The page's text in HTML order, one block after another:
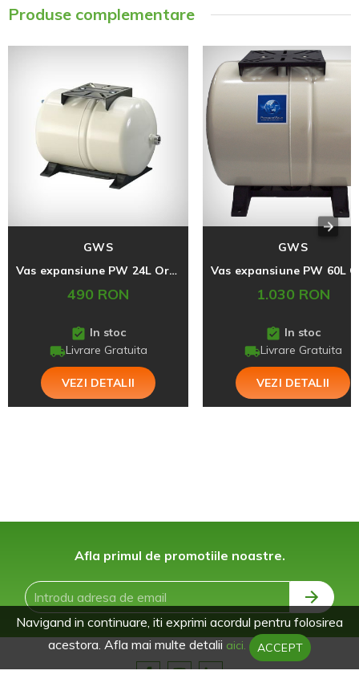
Produse complementare
GWS
Vas expansiune PW 24L Orizontal, Apa Potabila
490 RON
In stoc
Livrare Gratuita
VEZI DETALII
GWS
1.030 RON
In stoc
Livrare Gratuita
VEZI DETALII
Afla primul de promotiile noastre.
Navigand in continuare, iti exprimi acordul pentru folosirea
acestora. Afla mai multe detalii aici. ACCEPT